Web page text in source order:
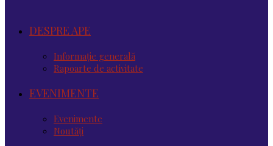
DESPRE APE
Informație generală
Rapoarte de activitate
EVENIMENTE
Evenimente
Noutăţi